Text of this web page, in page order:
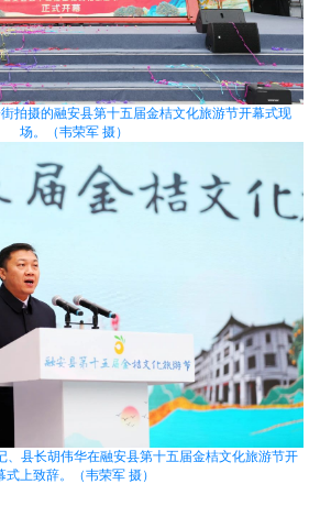
拍摄的融安县第十五届金桔文化旅游节开幕式现
场。（韦荣军 摄）
、县长胡伟华在融安县第十五届金桔文化旅游节开
式上致辞。（韦荣军 摄）